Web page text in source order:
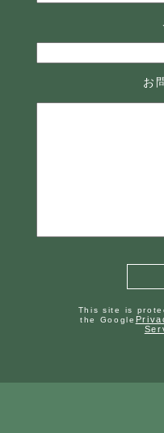
お
This site is
the Google